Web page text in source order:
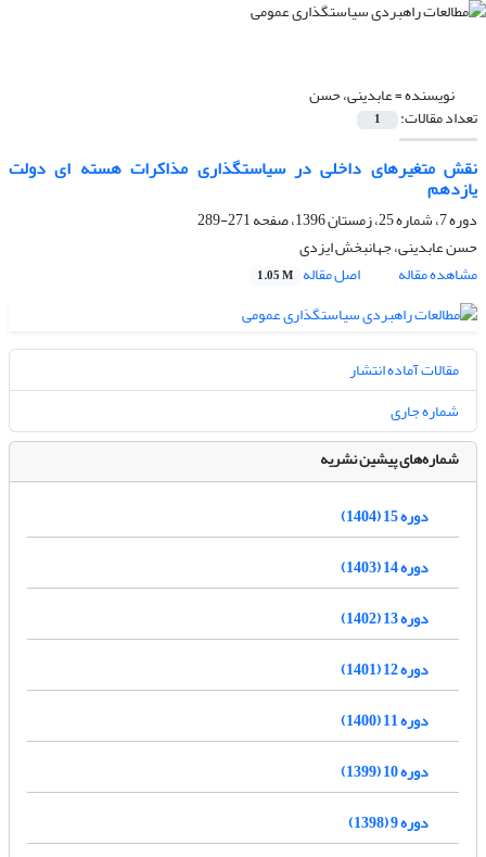
نویسنده =عابدینی، حسن
تعداد مقالات: 1
نقش متغیرهای داخلی در سیاستگذاری مذاکرات هسته ای دولت
یازدهم
دوره 7، شماره 25، زمستان 1396، صفحه
271-289
حسن عابدینی، جهانبخش ایزدی
مشاهده مقاله
اصل مقاله 1.05 M
مقالات آماده انتشار
شماره جاری
شماره‌های پیشین نشریه
دوره 15 (1404)
دوره 14 (1403)
دوره 13 (1402)
دوره 12 (1401)
دوره 11 (1400)
دوره 10 (1399)
دوره 9 (1398)